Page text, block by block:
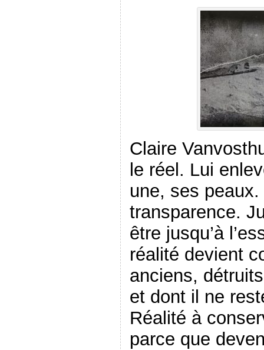
Claire
le réel. Lui
une, ses peaux.
transparence.
être jusqu’à
réalité devient
anciens,
et dont il ne
Réalité à
parce que